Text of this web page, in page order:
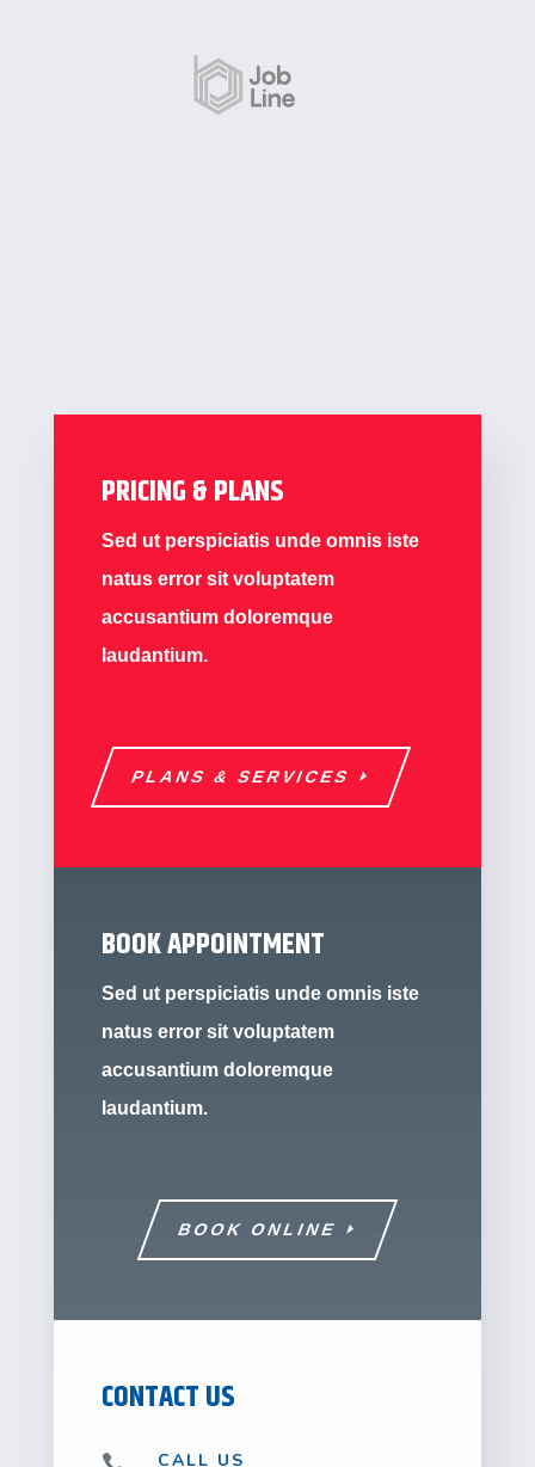
PRICING & PLANS
Sed ut perspiciatis unde omnis iste
natus error sit voluptatem
accusantium doloremque
laudantium.
PLANS & SERVICES
BOOK APPOINTMENT
Sed ut perspiciatis unde omnis iste
natus error sit voluptatem
accusantium doloremque
laudantium.
BOOK ONLINE
CONTACT US
CALL US